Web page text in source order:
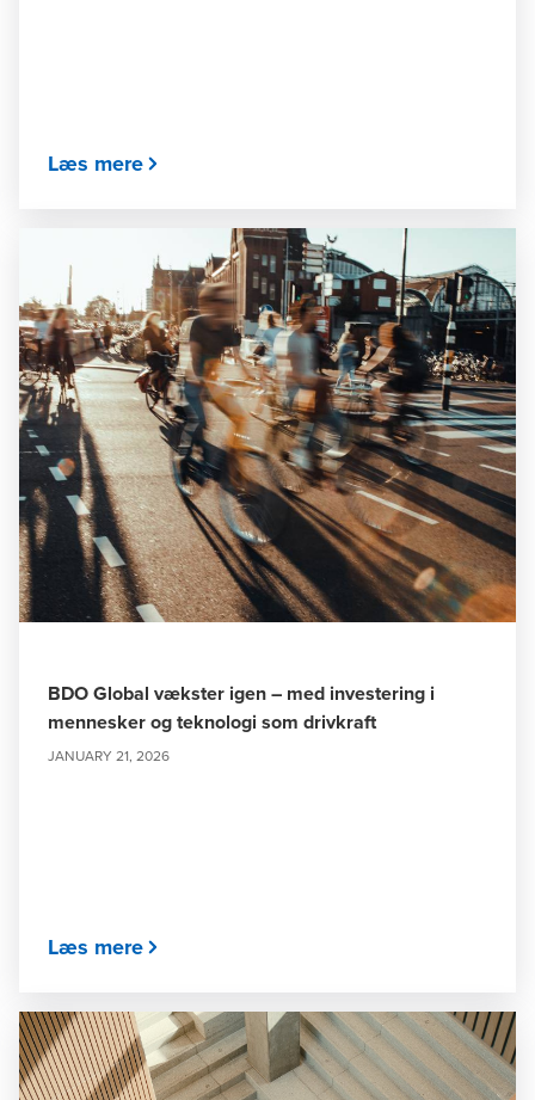
Læs mere
BDO Global vækster igen – med investering i
mennesker og teknologi som drivkraft
JANUARY 21, 2026
Læs mere